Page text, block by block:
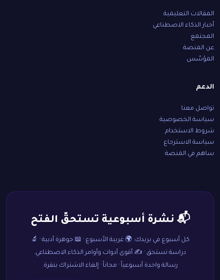
المقالات التعليمية
أخبار الذكاء الاصطناعي
المجتمع
عن المنصة
المؤسّس
الدعم
تواصل معنا
سياسة الخصوصية
شروط الاستخدام
سياسة الاسترجاع
ساهم في المنصة
📬 نشرة أسبوعية تستحقّ الفتح
كل أسبوع في بريدك: 🌍 غريبة الأسبوع · 📖 جوهرة أدبية · 🔬
دراسة تستحق · ✍️ أقوى أدوات وأوامر الذكاء الاصطناعي.
رسالة واحدة أسبوعياً · مجاناً · إلغاء الاشتراك بنقرة.